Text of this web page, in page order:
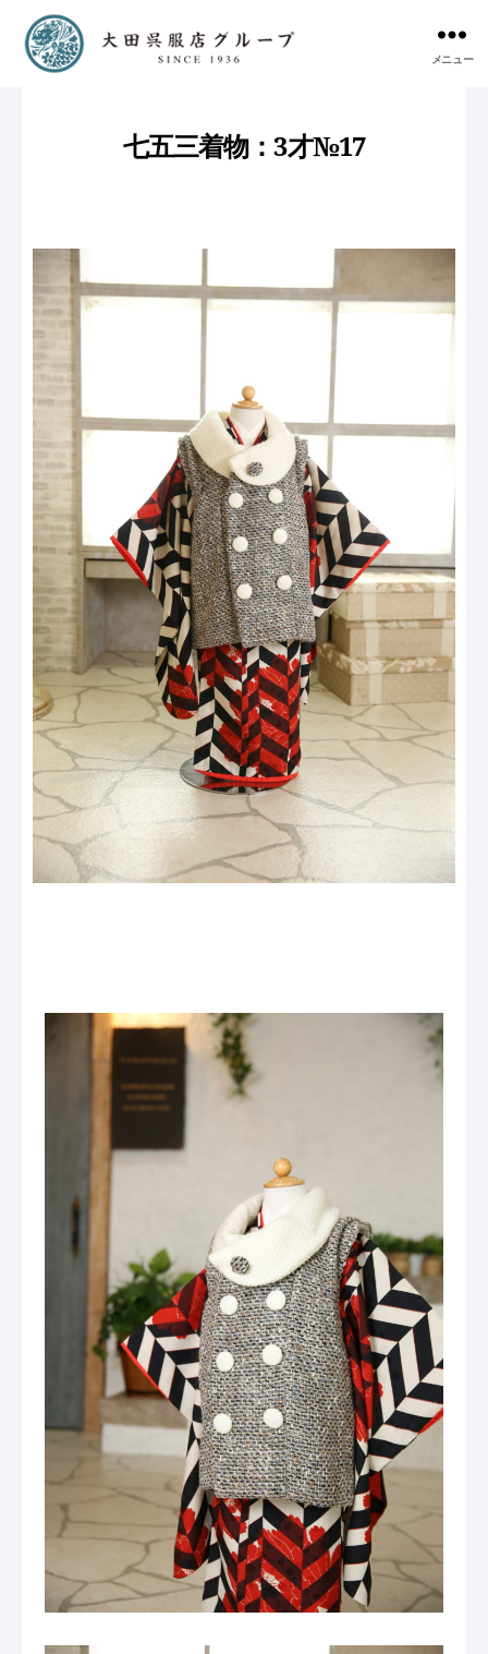
メニュー
七五三着物：3才№17